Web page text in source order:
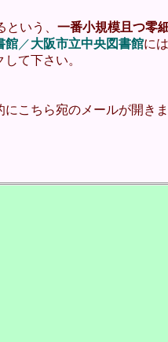
いう、 一番小規模且つ零
館／大阪市立中央図書館に
て下さい。
にこちら宛のメールが開き